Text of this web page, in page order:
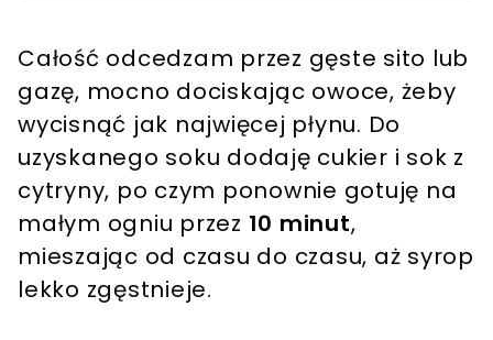
Całość odcedzam przez gęste sito lub
gazę, mocno dociskając owoce, żeby
wycisnąć jak najwięcej płynu. Do
uzyskanego soku dodaję cukier i sok z
cytryny, po czym ponownie gotuję na
małym ogniu przez 10 minut,
mieszając od czasu do czasu, aż syrop
lekko zgęstnieje.